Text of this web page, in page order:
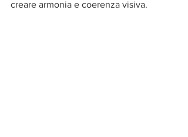
creare armonia e coerenza visiva.